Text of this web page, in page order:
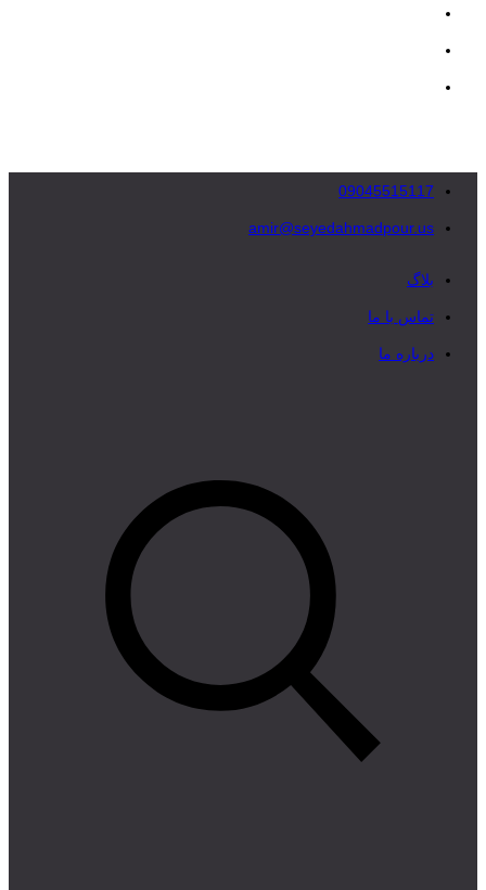
09045515117
amir@seyedahmadpour.us
بلاگ
تماس با ما
درباره ما